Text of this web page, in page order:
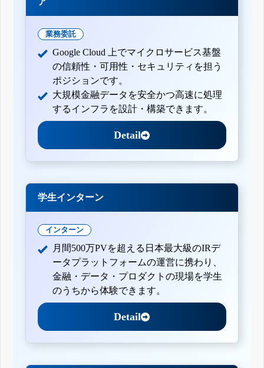
業務委託
Google Cloud 上でマイクロサービス基盤
の信頼性・可用性・セキュリティを担う
ポジションです。
大規模金融データを安全かつ高速に処理
するインフラを設計・構築できます。
Detail
学生インターン
インターン
月間500万PVを超える日本最大級のIRデ
ータプラットフォームの運営に携わり、
金融・データ・プロダクトの現場を学生
のうちから体験できます。
Detail